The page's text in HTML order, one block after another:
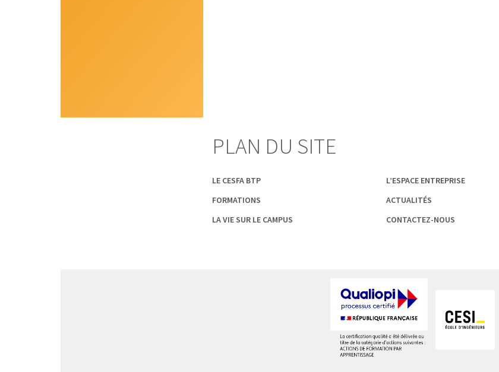
PLAN DU SITE
LE CESFA BTP
FORMATIONS
LA VIE SUR LE CAMPUS
L’ESPACE ENTREPRISE
ACTUALITÉS
CONTACTEZ-NOUS